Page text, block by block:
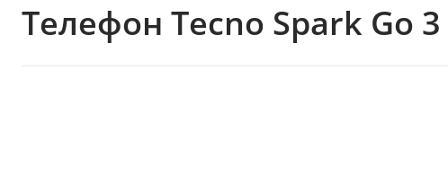
Телефон Tecno Spark Go